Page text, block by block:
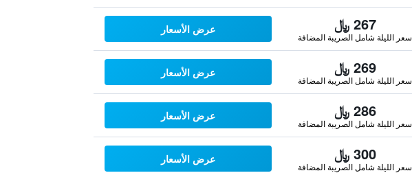
267 ﷼
سعر الليلة شامل الصريبة المضافة
عرض الأسعار
269 ﷼
سعر الليلة شامل الصريبة المضافة
عرض الأسعار
286 ﷼
سعر الليلة شامل الصريبة المضافة
عرض الأسعار
300 ﷼
سعر الليلة شامل الصريبة المضافة
عرض الأسعار